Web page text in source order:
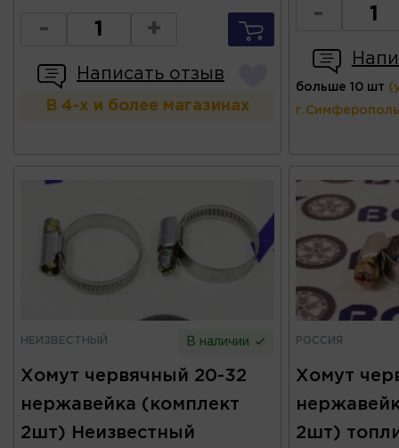
- +
Написать отзыв
В 4-х и более магазинах
-
больше 10 шт
НЕИЗВЕСТНЫЙ В наличии
Хомут червячный 20-32
нержавейка (комплект
2шт) Неизвестный
РОССИЯ
Хомут
2шт)